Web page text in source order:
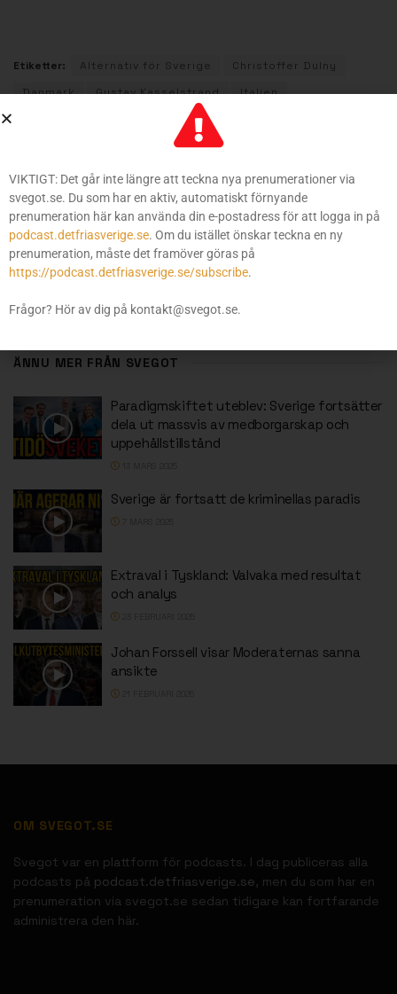
Etiketter: Alternativ för Sverige
Christoffer Dulny
Danmark
Gustav Kasselstrand
Italien
Tyskland
Föregående inlägg
Nationella på frammarsch i Italien! (GMM #275)
Nästa inlägg
Vad vill Alternativ för Sverige? Del 1. (GMM #276)
ÄNNU MER FRÅN SVEGOT
Paradigmskiftet uteblev: Sverige fortsätter
dela ut massvis av medborgarskap och
uppehållstillstånd
Sverige är fortsatt de kriminellas paradis
Extraval i Tyskland: Valvaka med resultat
och analys
Johan Forssell visar Moderaternas sanna
ansikte
OM SVEGOT.SE
Svegot var en plattform för podcasts. I dag publiceras alla
podcasts på podcast.detfriasverige.se, men du som har en
prenumeration via svegot.se sedan tidigare kan fortfarande
administrera den här.
VIKTIGT: Det går inte längre att teckna nya prenumerationer via
svegot.se. Du som har en aktiv, automatiskt förnyande
prenumeration här kan använda din e-postadress för att logga in på
podcast.detfriasverige.se. Om du istället önskar teckna en ny
prenumeration, måste det framöver göras på
https://podcast.detfriasverige.se/subscribe.
Frågor? Hör av dig på kontakt@svegot.se.